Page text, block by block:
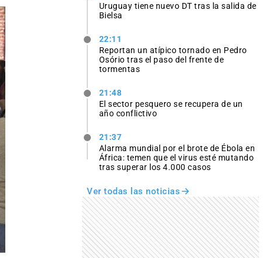
Uruguay tiene nuevo DT tras la salida de
Bielsa
22:11
Reportan un atípico tornado en Pedro
Osório tras el paso del frente de
tormentas
21:48
El sector pesquero se recupera de un
año conflictivo
21:37
Alarma mundial por el brote de Ébola en
África: temen que el virus esté mutando
tras superar los 4.000 casos
Ver todas las noticias